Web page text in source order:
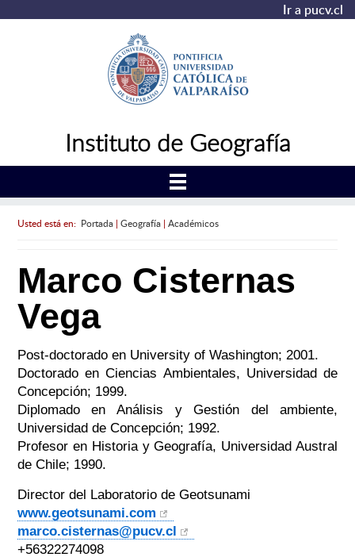
Ir a pucv.cl
Instituto de Geografía
Usted está en: Portada| Geografía| Académicos
Marco Cisternas
Vega
Post-doctorado en University of Washington; 2001.
Doctorado en Ciencias Ambientales, Universidad de
Concepción; 1999.
Diplomado en Análisis y Gestión del ambiente,
Universidad de Concepción; 1992.
Profesor en Historia y Geografía, Universidad Austral
de Chile; 1990.
Director del Laboratorio de Geotsunami
www.geotsunami.com
marco.cisternas@pucv.cl
+56322274098